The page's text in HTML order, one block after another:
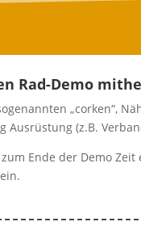
Rad-Demo
„corken“,
Ausrüstung (z.B.
Ende der Demo